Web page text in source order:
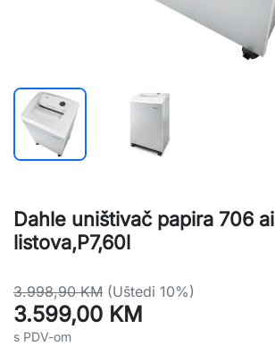
Dahle uništivač papira 706
listova,P7,60l
3.998,90 KM (Uštedi 10%)
3.599,00 KM
s PDV-om